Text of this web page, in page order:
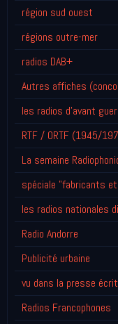
région sud ouest
régions outre-mer
radios DAB+
Autres affiches
les radios d'avant
RTF / ORTF (1945/
La semaine
spéciale "fabricants
les radios nationales
Radio Andorre
Publicité urbaine
vu dans la presse
Radios Francophones